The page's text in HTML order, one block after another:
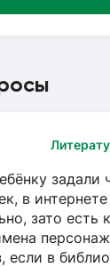
задали
в
зато есть
если в